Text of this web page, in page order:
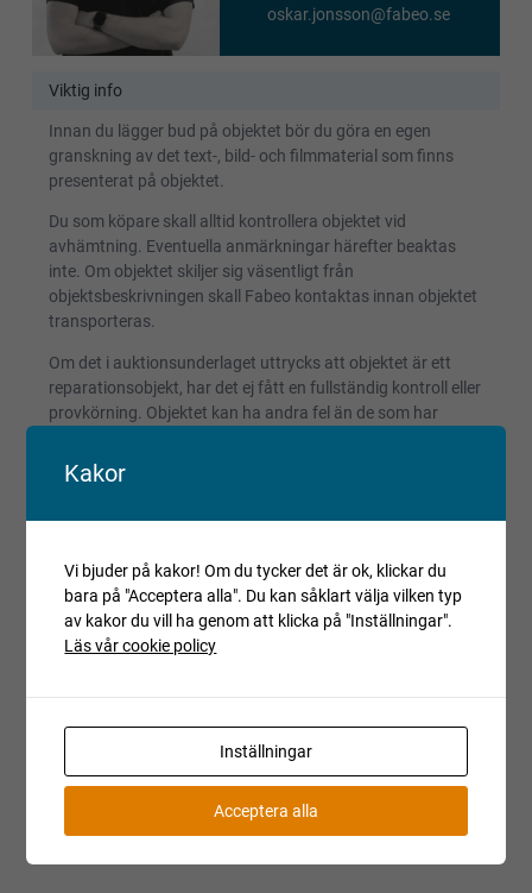
oskar.jonsson@fabeo.se
Viktig info
Innan du lägger bud på objektet bör du göra en egen
granskning av det text-, bild- och filmmaterial som finns
presenterat på objektet.
Du som köpare skall alltid kontrollera objektet vid
avhämtning. Eventuella anmärkningar härefter beaktas
inte. Om objektet skiljer sig väsentligt från
objektsbeskrivningen skall Fabeo kontaktas innan objektet
transporteras.
Om det i auktionsunderlaget uttrycks att objektet är ett
reparationsobjekt, har det ej fått en fullständig kontroll eller
provkörning. Objektet kan ha andra fel än de som har
Reparationsobjekt kan ej reklameras.
Villkor och regler
Kopiera länk till den här auktionen
Auktionen är avslutad
aktuell status.
Kakor
Vi bjuder på kakor! Om du tycker det är ok, klickar du
bara på "Acceptera alla". Du kan såklart välja vilken typ
av kakor du vill ha genom att klicka på "Inställningar".
Läs vår cookie policy
Inställningar
Acceptera alla